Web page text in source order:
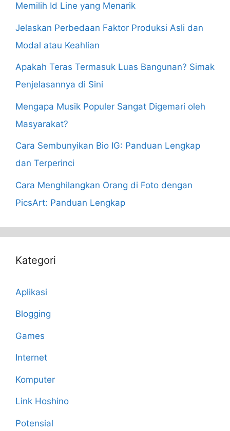
Memilih Id Line yang Menarik
Jelaskan Perbedaan Faktor Produksi Asli dan
Modal atau Keahlian
Apakah Teras Termasuk Luas Bangunan? Simak
Penjelasannya di Sini
Mengapa Musik Populer Sangat Digemari oleh
Masyarakat?
Cara Sembunyikan Bio IG: Panduan Lengkap
dan Terperinci
Cara Menghilangkan Orang di Foto dengan
PicsArt: Panduan Lengkap
Kategori
Aplikasi
Blogging
Games
Internet
Komputer
Link Hoshino
Potensial